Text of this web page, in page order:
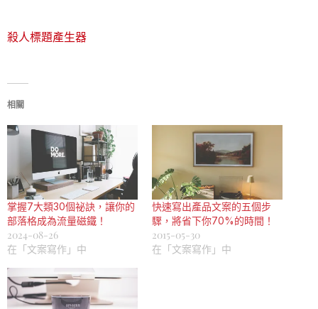
殺人標題產生器
相關
掌握7大類30個祕訣，讓你的
部落格成為流量磁鐵！
2024-08-26
在「文案寫作」中
快速寫出產品文案的五個步
驟，將省下你70%的時間！
2015-05-30
在「文案寫作」中